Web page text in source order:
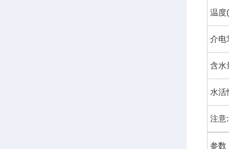
温
介电
含水
水活
注意
参数